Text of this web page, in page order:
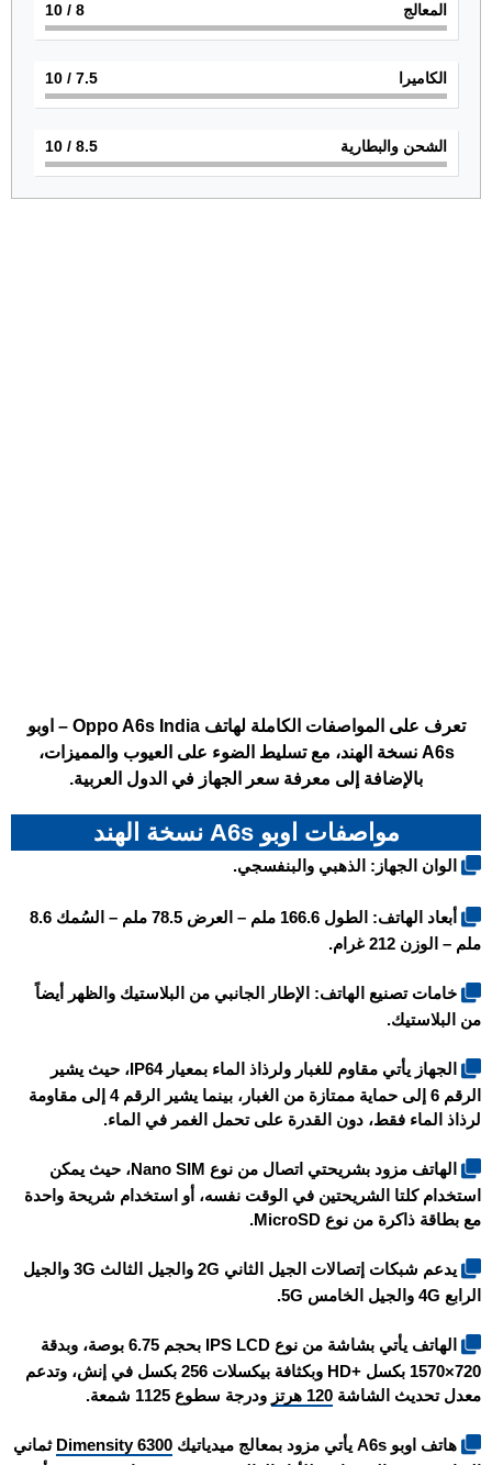
المعالج 8
/ 10
الكاميرا 7.5
/ 10
الشحن والبطارية 8.5
/ 10
تعرف على المواصفات الكاملة لهاتف Oppo A6s India – اوبو
A6s نسخة الهند، مع تسليط الضوء على العيوب والمميزات،
بالإضافة إلى معرفة سعر الجهاز في الدول العربية.
مواصفات اوبو A6s نسخة الهند
الوان الجهاز: الذهبي والبنفسجي.
أبعاد الهاتف: الطول 166.6 ملم – العرض 78.5 ملم – السُمك 8.6
ملم – الوزن 212 غرام.
خامات تصنيع الهاتف: الإطار الجانبي من البلاستيك والظهر أيضاً
من البلاستيك.
الجهاز يأتي مقاوم للغبار ولرذاذ الماء بمعيار IP64، حيث يشير
الرقم 6 إلى حماية ممتازة من الغبار، بينما يشير الرقم 4 إلى مقاومة
لرذاذ الماء فقط، دون القدرة على تحمل الغمر في الماء.
الهاتف مزود بشريحتي اتصال من نوع Nano SIM، حيث يمكن
استخدام كلتا الشريحتين في الوقت نفسه، أو استخدام شريحة واحدة
مع بطاقة ذاكرة من نوع MicroSD.
يدعم شبكات إتصالات الجيل الثاني 2G والجيل الثالث 3G والجيل
الرابع 4G والجيل الخامس 5G.
الهاتف يأتي بشاشة من نوع IPS LCD بحجم 6.75 بوصة، وبدقة
720×1570 بكسل +HD وبكثافة بيكسلات 256 بكسل في إنش، وتدعم
معدل تحديث الشاشة 120 هرتز ودرجة سطوع 1125 شمعة.
هاتف اوبو A6s يأتي مزود بمعالج ميدياتيك Dimensity 6300 ثماني